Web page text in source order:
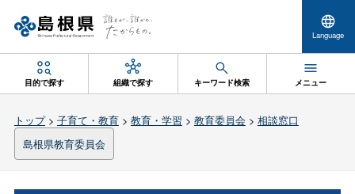
Language
目的で探す 組織で探す キーワード検索 メニュー
トップ> 子育て・教育> 教育・学習 > 教育委員会 > 相談窓口
島根県教育委員会